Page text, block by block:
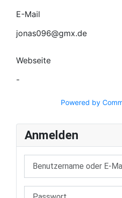
E-Mail
jonas096@gmx.de
Webseite
-
Powered by
Anmelden